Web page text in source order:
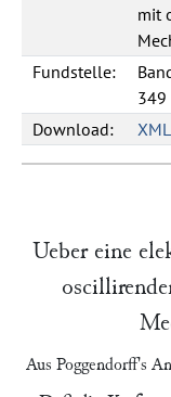
mit
Fundstelle:
349
Download:
XML
Ueber eine
Aus Poggendorff's